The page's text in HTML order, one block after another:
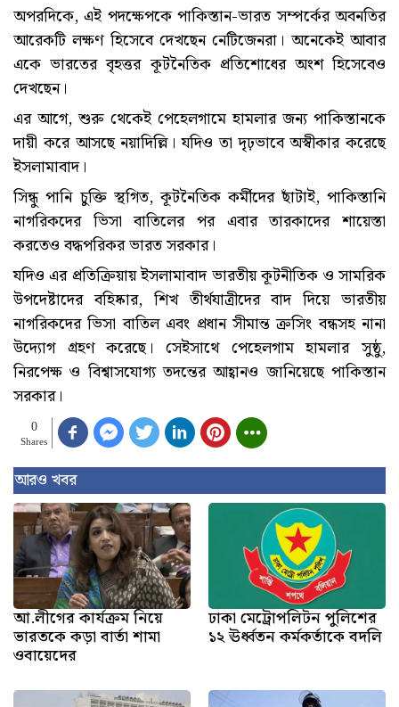
অপরদিকে, এই পদক্ষেপকে পাকিস্তান-ভারত সম্পর্কের অবনতির
আরেকটি লক্ষণ হিসেবে দেখছেন নেটিজেনরা। অনেকেই আবার
একে ভারতের বৃহত্তর কূটনৈতিক প্রতিশোধের অংশ হিসেবেও
দেখছেন।
এর আগে, শুরু থেকেই পেহেলগামে হামলার জন্য পাকিস্তানকে
দায়ী করে আসছে নয়াদিল্লি। যদিও তা দৃঢ়ভাবে অস্বীকার করেছে
ইসলামাবাদ।
সিন্ধু পানি চুক্তি স্থগিত, কূটনৈতিক কর্মীদের ছাঁটাই, পাকিস্তানি
নাগরিকদের ভিসা বাতিলের পর এবার তারকাদের শায়েস্তা
করতেও বদ্ধপরিকর ভারত সরকার।
যদিও এর প্রতিক্রিয়ায় ইসলামাবাদ ভারতীয় কূটনীতিক ও সামরিক
উপদেষ্টাদের বহিষ্কার, শিখ তীর্থযাত্রীদের বাদ দিয়ে ভারতীয়
নাগরিকদের ভিসা বাতিল এবং প্রধান সীমান্ত ক্রসিং বন্ধসহ নানা
উদ্যোগ গ্রহণ করেছে। সেইসাথে পেহেলগাম হামলার সুষ্ঠু,
নিরপেক্ষ ও বিশ্বাসযোগ্য তদন্তের আহ্বানও জানিয়েছে পাকিস্তান
সরকার।
0
Shares
আরও খবর
আ.লীগের কার্যক্রম নিয়ে
ভারতকে কড়া বার্তা শামা
ওবায়েদের
ঢাকা মেট্রোপলিটন পুলিশের
১২ ঊর্ধ্বতন কর্মকর্তাকে বদলি